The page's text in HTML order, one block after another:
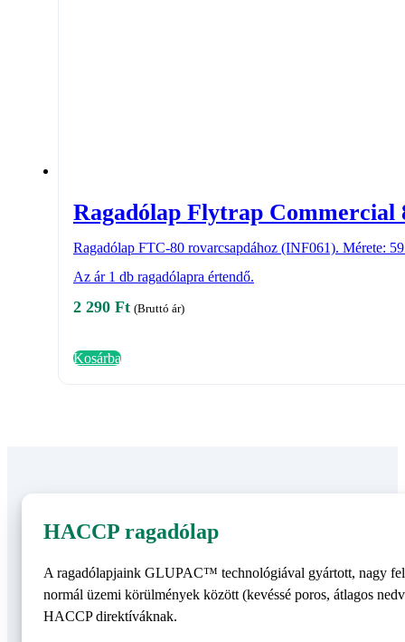
Ragadólap Flytrap Commercial
Ragadólap FTC-80 rovarcsapdához (INF061). Mérete:
Az ár 1 db ragadólapra értendő.
2 290 Ft (Bruttó ár)
Kosárba
HACCP ragadólap
A ragadólapjaink GLUPAC™ technológiával gyártott, nagy
normál üzemi körülmények között (kevéssé poros, átlagos
HACCP direktíváknak.